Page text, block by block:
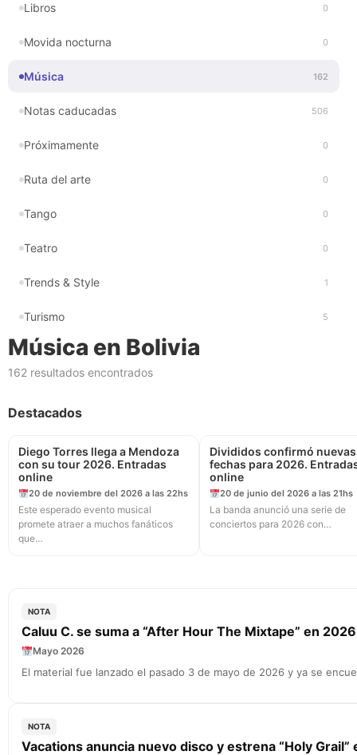
Libros 0
Movida nocturna 0
Música 162
Notas caducadas 506
Próximamente 0
Ruta del arte 0
Tango 0
Teatro 0
Trends & Style 1
Turismo 5
Música en Bolivia
162 resultados encontrados
Destacados
Diego Torres llega a Mendoza
con su tour 2026. Entradas
online
20 de noviembre del 2026 a las 22hs
Este esperado evento musical
promete atraer a muchos fanáticos
que…
Divididos confirmó nuevas
fechas para 2026.
online
20 de junio del 2026 a las 21hs
La banda anunció una serie de
conciertos para 2026 con…
NOTA
Caluu C. se suma a “After Hour The Mixtape” en 2026
Mayo 2026
El material fue lanzado el pasado 3 de mayo de 2026 y ya se
NOTA
Vacations anuncia nuevo disco y estrena “Holy Grail”